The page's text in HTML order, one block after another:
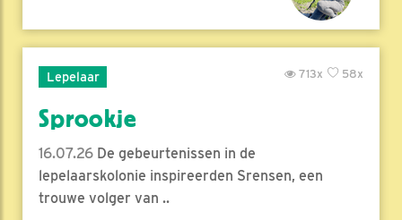
Lepelaar 58x
713x
Sprookje
16.07.26 De gebeurtenissen in de
lepelaarskolonie inspireerden Srensen, een
trouwe volger van ..